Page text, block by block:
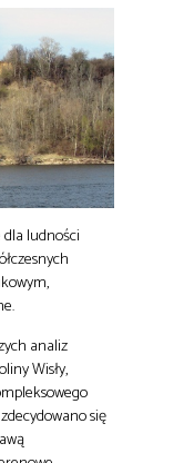
ludności
analiz
Wisły,
się